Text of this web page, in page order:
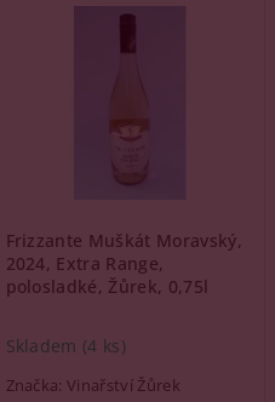
Frizzante Muškát Moravský,
2024, Extra Range,
polosladké, Žůrek, 0,75l
Skladem (4 ks)
Značka:Vinařství Žůrek